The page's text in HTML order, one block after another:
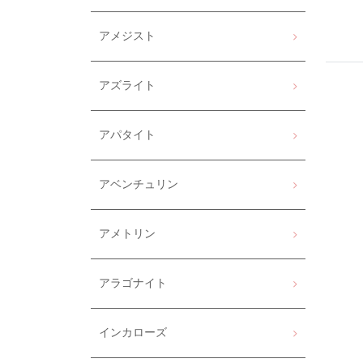
アメジスト
アズライト
アパタイト
アベンチュリン
アメトリン
アラゴナイト
インカローズ